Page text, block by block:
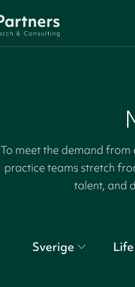
To meet the demand from
practice teams stretch
talent, and
Sverige